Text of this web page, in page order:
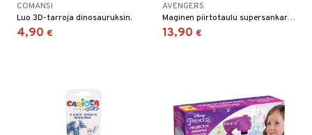
COMANSI
Luo 3D-tarroja dinosauruksin.
4,90 €
AVENGERS
Maginen piirtotaulu supersankarein!
13,90 €